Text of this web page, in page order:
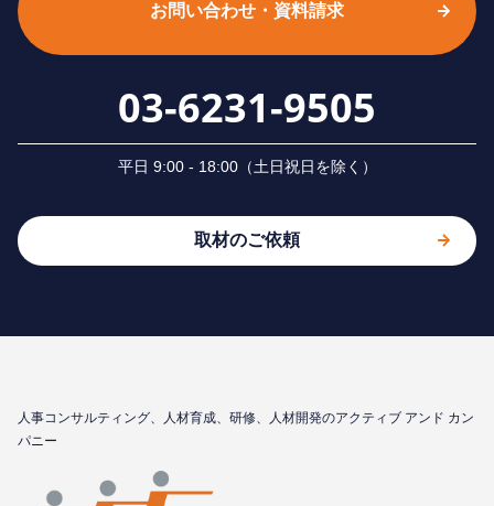
お問い合わせ・資料請求
03-6231-9505
平⽇ 9:00 - 18:00（⼟⽇祝⽇を除く）
取材のご依頼
⼈事コンサルティング、⼈材育成、研修、⼈材開発のアクティブ アンド カン
パニー